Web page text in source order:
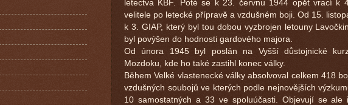
letectva KBF. Poté se k 23. červnu 1944 opět vrací k
velitele po letecké přípravě a vzdušném boji. Od 15.
k 3. GIAP, který byl tou dobou vyzbrojen letouny
byl povýšen do hodnosti gardového majora.
Od února 1945 byl poslán na Vyšší důstojnické
Mozdoku, kde ho také zastihl konec války.
Během Velké vlastenecké války absolvoval celkem 418
vzdušných soubojů ve kterých podle nejnovějších
10 samostatných a 33 ve spoluúčasti. Objevují se